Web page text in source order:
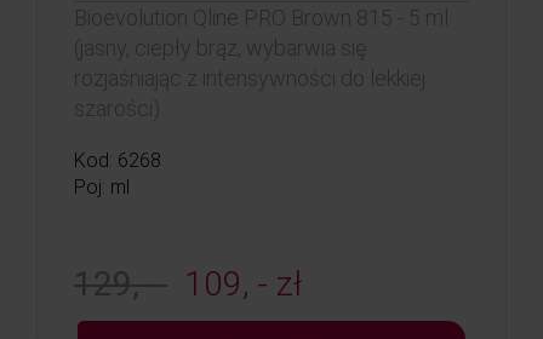
Bioevolution Qline PRO Brown 815 - 5 ml
(jasny, ciepły brąz, wybarwia się
rozjaśniając z intensywności do lekkiej
szarości)
Kod: 6268
Poj: ml
129, - 109, - zł